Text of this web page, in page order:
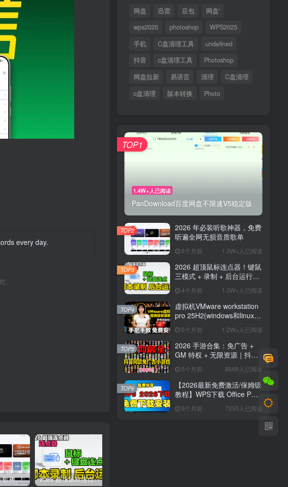
every day.
2026 年必装听歌神器，免费听遍全网无损音质歌单 2026 超顶鼠标连点器！键鼠三模式 + 录制 + 后台运行，解放双手神器
网盘 迅雷 豆包
网盘'
wps2025
photoshop
WPS2025
手机
C盘清理工具
undefined
抖音
c盘清理工具
Photoshop
网盘拉新
易语言 清理
C盘清理
c盘清理
版本转换 Photo
1.4W+人已阅读
PanDownload百度网盘不限速V5稳定版
TOP1
2026 年必装听歌神器，免费
听遍全网无损音质歌单
6个月前 1.3W+人已阅读
TOP2
2026 超顶鼠标连点器！键鼠
三模式 + 录制 + 后台运行，
4个月前 1.3W+人已阅读
TOP3
虚拟机VMware workstation
pro 25H2(windows和linux)
6个月前 1.2W+人已阅读
TOP4
2026 手游合集：免广告 +
GM 特权 + 无限资源｜抖音
主播同款小游戏【26.8.7整
理】5个月前 8669人已阅读
TOP5
【2026最新免费激活/保姆级
教程】WPS下载 Office PDF
9个月前 7255人已阅读
TOP6